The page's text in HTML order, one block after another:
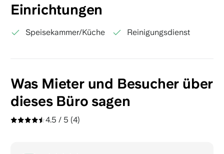
Einrichtungen
Speisekammer/Küche Reinigungsdienst
Was Mieter und Besucher über
dieses Büro sagen
4.5 / 5 (4)